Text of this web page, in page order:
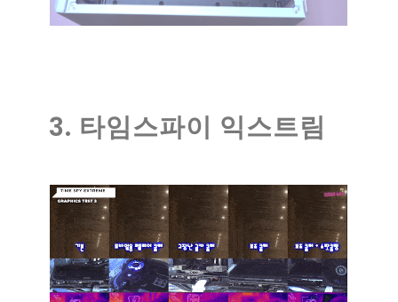
3. 타임스파이 익스트림